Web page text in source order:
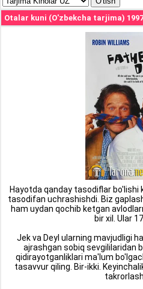
Otalar kuni (O'zbekcha tarjima) 1997
Hayotda qanday tasodiflar bo'lishi
tasodifan uchrashishdi. Biz
ham uydan qochib ketgan
bir xil. Ular
Jek va Deyl ularning mavjudligi
ajrashgan sobiq sevgililaridan
qidirayotganliklari ma'lum
tasavvur qiling. Bir-ikki.